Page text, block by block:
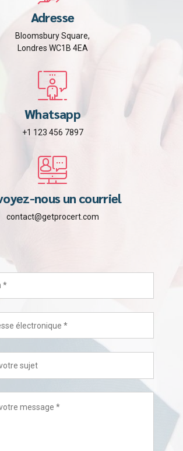
Adresse
Bloomsbury Square,
Londres WC1B 4EA
Whatsapp
+1 123 456 7897
nous un courriel
contact@getprocert.com